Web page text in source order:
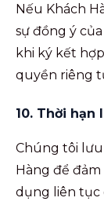
Nếu Khách
sự đồng ý
khi ký kết
quyền riêng
10. Thời
Chúng tôi
Hàng để
dụng liên tục